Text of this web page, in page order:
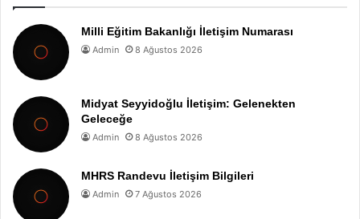
Milli Eğitim Bakanlığı İletişim Numarası
Admin 8 Ağustos 2026
Midyat Seyyidoğlu İletişim: Gelenekten
Geleceğe
Admin 8 Ağustos 2026
MHRS Randevu İletişim Bilgileri
Admin 7 Ağustos 2026